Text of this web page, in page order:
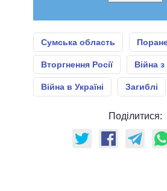
Сумська область
Вторгнення Росії Війна
Війна в Україні Загиблі
Поділитися: